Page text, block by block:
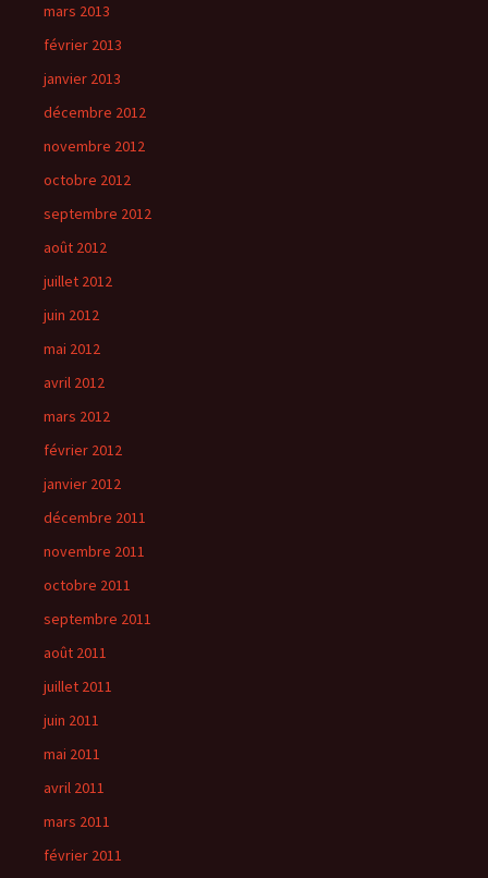
mars 2013
février 2013
janvier 2013
décembre 2012
novembre 2012
octobre 2012
septembre 2012
août 2012
juillet 2012
juin 2012
mai 2012
avril 2012
mars 2012
février 2012
janvier 2012
décembre 2011
novembre 2011
octobre 2011
septembre 2011
août 2011
juillet 2011
juin 2011
mai 2011
avril 2011
mars 2011
février 2011